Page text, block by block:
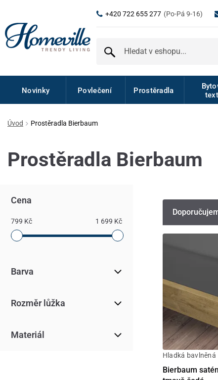
+420 722 655 277 (Po-Pá 9-16)
Novinky Povlečení Prostěradla
Úvod Prostěradla Bierbaum
Prostěradla Bierbaum
Cena
799 Kč 1 699 Kč
Barva
Rozměr lůžka
Materiál
Hladká bavlněná
Bierbaum